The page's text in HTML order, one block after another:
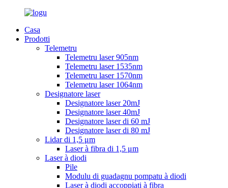
Casa
Prodotti
Telemetru
Telemetru laser 905nm
Telemetru laser 1535nm
Telemetru laser 1570nm
Telemetru laser 1064nm
Designatore laser
Designatore laser 20mJ
Designatore laser 40mJ
Designatore laser di 60 mJ
Designatore laser di 80 mJ
Lidar di 1,5 μm
Laser à fibra di 1,5 μm
Laser à diodi
Pile
Modulu di guadagnu pompatu à diodi
Laser à diodi accoppiati à fibra